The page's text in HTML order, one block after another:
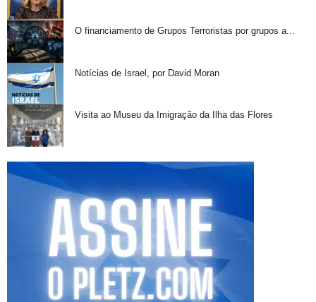
O financiamento de Grupos Terroristas por grupos a...
Notícias de Israel, por David Moran
Visita ao Museu da Imigração da Ilha das Flores